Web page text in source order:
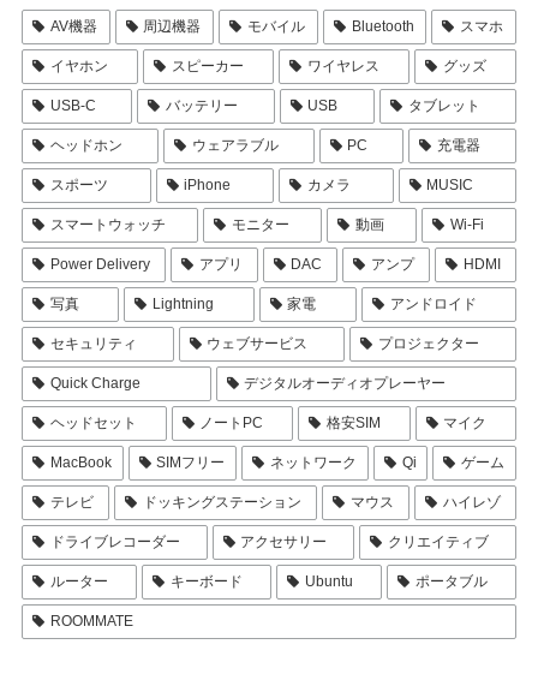
AV機器 周辺機器 モバイル Bluetooth スマホ
イヤホン スピーカー ワイヤレス グッズ
USB-C バッテリー USB タブレット
ヘッドホン ウェアラブル PC 充電器
スポーツ iPhone カメラ MUSIC
スマートウォッチ モニター 動画 Wi-Fi
Power Delivery アプリ DAC アンプ HDMI
写真 Lightning 家電 アンドロイド
セキュリティ ウェブサービス プロジェクター
Quick Charge デジタルオーディオプレーヤー
ヘッドセット ノートPC 格安SIM マイク
MacBook SIMフリー ネットワーク Qi ゲーム
テレビ ドッキングステーション マウス ハイレゾ
ドライブレコーダー アクセサリー クリエイティブ
ルーター キーボード Ubuntu ポータブル
ROOMMATE